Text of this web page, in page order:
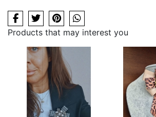
Products that may interest you